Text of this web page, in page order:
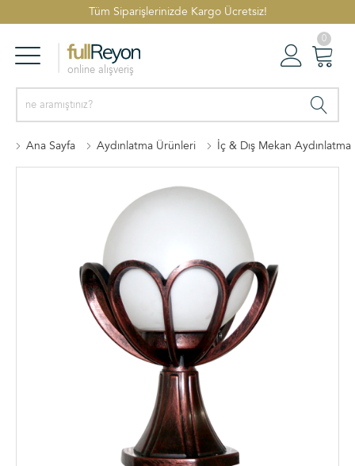
Tüm Siparişlerinizde Kargo Ücretsiz!
online alışveriş
0
Ana Sayfa Aydınlatma Ürünleri İç & Dış Mekan Aydınlatma